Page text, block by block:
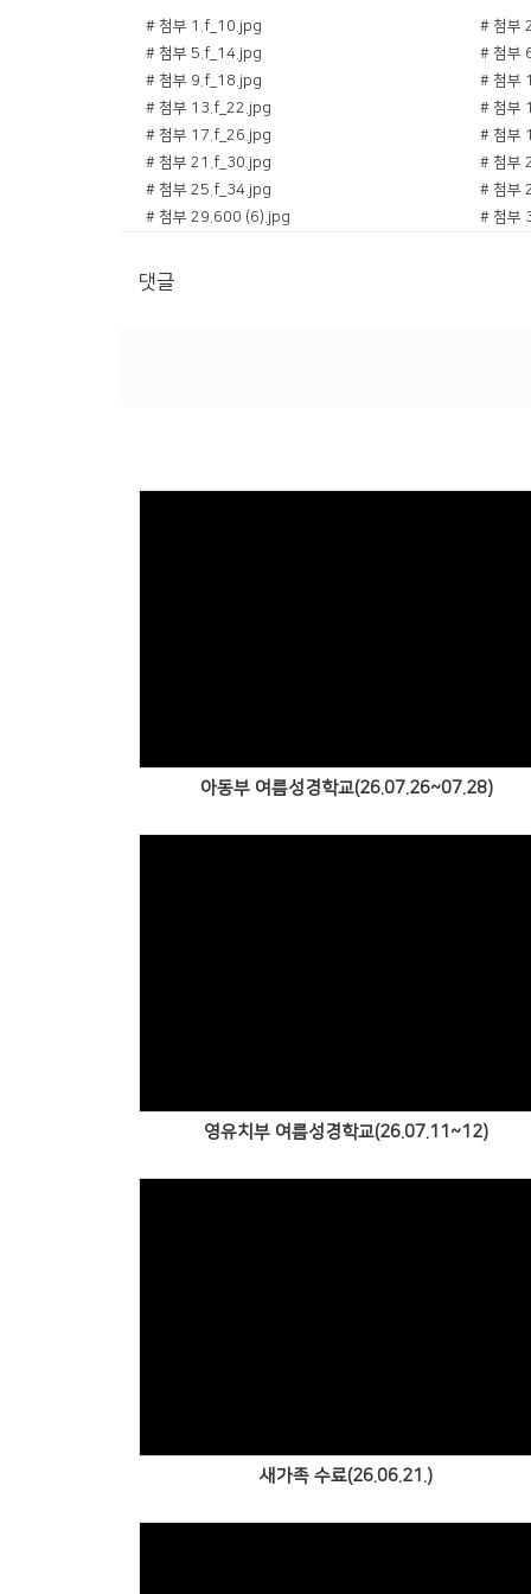
# 첨부 1.f_10.jpg
# 첨부
# 첨부 5.f_14.jpg
# 첨부
# 첨부 9.f_18.jpg
# 첨부
# 첨부 13.f_22.jpg
# 첨부
# 첨부 17.f_26.jpg
# 첨부
# 첨부 21.f_30.jpg
# 첨부
# 첨부 25.f_34.jpg
# 첨부
# 첨부 29.600 (6).jpg
# 첨부
댓글
아동부 여름성경학교(26.07.26~07.28)
영유치부 여름성경학교(26.07.11~12)
새가족 수료(26.06.21.)